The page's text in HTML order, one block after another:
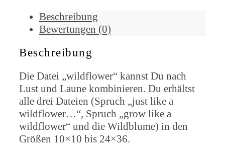
Beschreibung
Bewertungen (0)
Beschreibung
Die Datei „wildflower“ kannst Du nach
Lust und Laune kombinieren. Du erhältst
alle drei Dateien (Spruch „just like a
wildflower…“, Spruch „grow like a
wildflower“ und die Wildblume) in den
Größen 10×10 bis 24×36.